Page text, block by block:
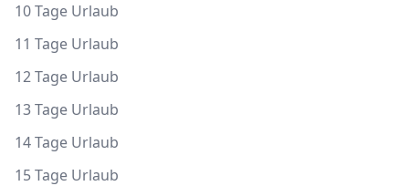
10 Tage Urlaub
11 Tage Urlaub
12 Tage Urlaub
13 Tage Urlaub
14 Tage Urlaub
15 Tage Urlaub